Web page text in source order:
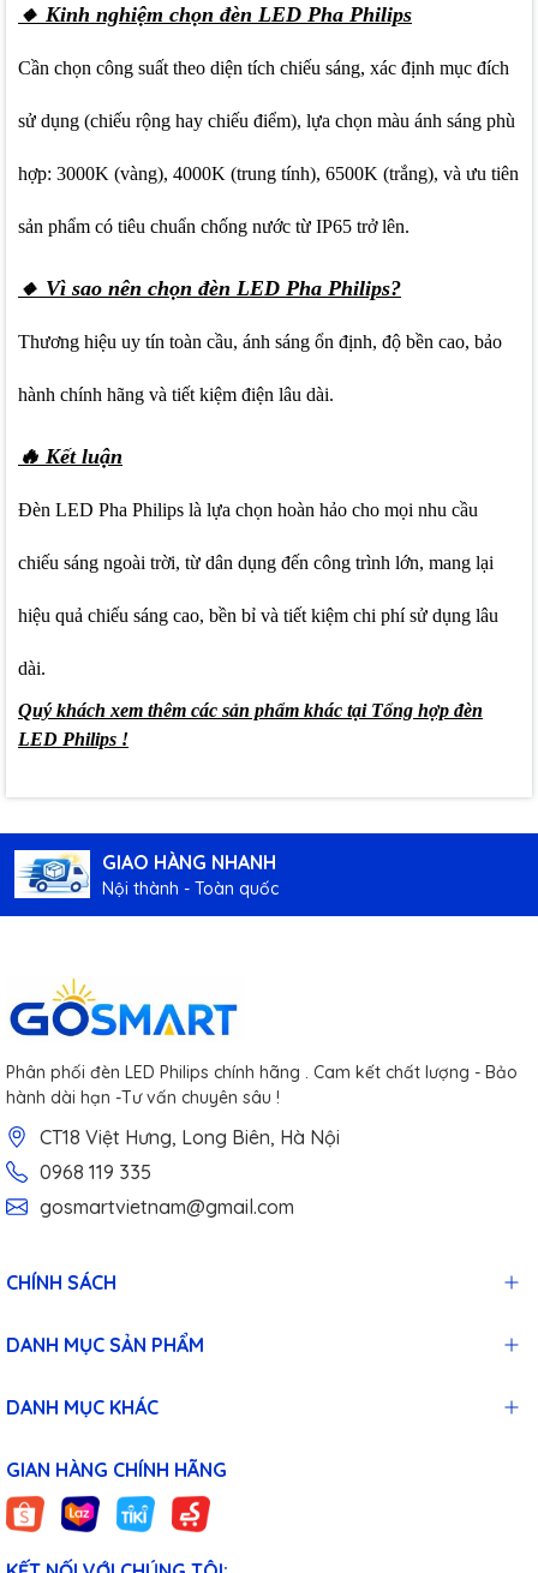
🔸 Kinh nghiệm chọn đèn LED Pha Philips
Cần chọn công suất theo diện tích chiếu sáng, xác định mục đích
sử dụng (chiếu rộng hay chiếu điểm), lựa chọn màu ánh sáng phù
hợp: 3000K (vàng), 4000K (trung tính), 6500K (trắng), và ưu tiên
sản phẩm có tiêu chuẩn chống nước từ IP65 trở lên.
🔸 Vì sao nên chọn đèn LED Pha Philips?
Thương hiệu uy tín toàn cầu, ánh sáng ổn định, độ bền cao, bảo
hành chính hãng và tiết kiệm điện lâu dài.
🔥 Kết luận
Đèn LED Pha Philips là lựa chọn hoàn hảo cho mọi nhu cầu
chiếu sáng ngoài trời, từ dân dụng đến công trình lớn, mang lại
hiệu quả chiếu sáng cao, bền bỉ và tiết kiệm chi phí sử dụng lâu
dài.
Quý khách xem thêm các sản phẩm khác tại Tổng hợp đèn
LED Philips !
GIAO HÀNG NHANH
Nội thành - Toàn quốc
Phân phối đèn LED Philips chính hãng . Cam kết chất lượng - Bảo
hành dài hạn -Tư vấn chuyên sâu !
CT18 Việt Hưng, Long Biên, Hà Nội
0968 119 335
gosmartvietnam@gmail.com
CHÍNH SÁCH
DANH MỤC SẢN PHẨM
DANH MỤC KHÁC
GIAN HÀNG CHÍNH HÃNG